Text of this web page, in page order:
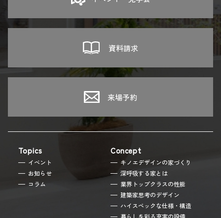
資料請求
来場予約
Topics
イベント
お知らせ
コラム
Concept
キノエデザインの家づくり
深呼吸する家とは
業界トップクラスの性能
建築家思考のデザイン
ハイスペックな仕様・構造